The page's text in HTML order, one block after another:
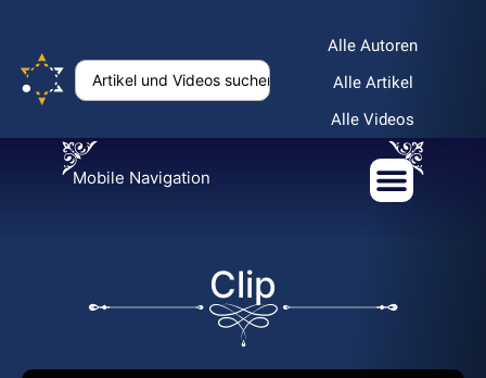
Alle Autoren
Alle Artikel
Alle Videos
Mobile Navigation
Clip